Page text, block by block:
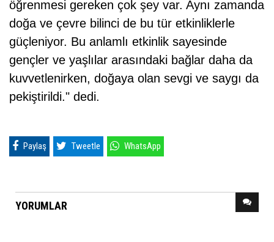
öğrenmesi gereken çok şey var. Aynı zamanda
doğa ve çevre bilinci de bu tür etkinliklerle
güçleniyor. Bu anlamlı etkinlik sayesinde
gençler ve yaşlılar arasındaki bağlar daha da
kuvvetlenirken, doğaya olan sevgi ve saygı da
pekiştirildi." dedi.
Paylaş Tweetle WhatsApp
YORUMLAR